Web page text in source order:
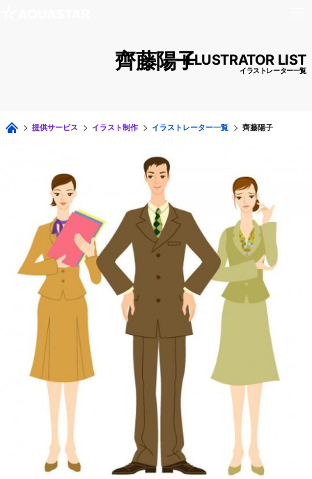
ILLUSTRATOR LIST
イラストレーター一覧
齊藤陽子
提供サービス イラスト制作 イラストレーター一覧 齊藤陽子